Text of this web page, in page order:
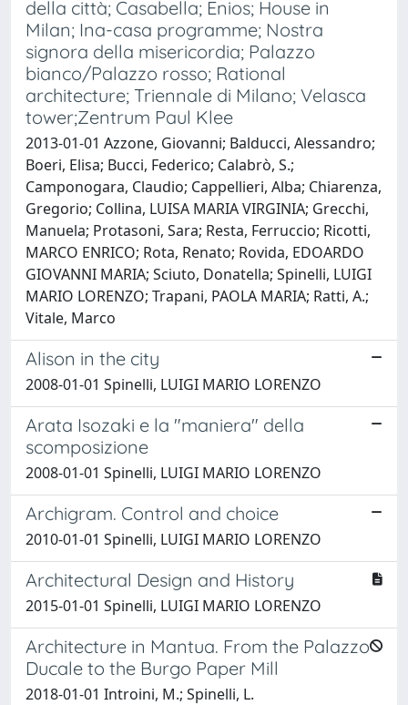
della città; Casabella; Enios; House in
Milan; Ina-casa programme; Nostra
signora della misericordia; Palazzo
bianco/Palazzo rosso; Rational
architecture; Triennale di Milano; Velasca
tower;Zentrum Paul Klee
2013-01-01 Azzone, Giovanni; Balducci, Alessandro;
Boeri, Elisa; Bucci, Federico; Calabrò, S.;
Camponogara, Claudio; Cappellieri, Alba; Chiarenza,
Gregorio; Collina, LUISA MARIA VIRGINIA; Grecchi,
Manuela; Protasoni, Sara; Resta, Ferruccio; Ricotti,
MARCO ENRICO; Rota, Renato; Rovida, EDOARDO
GIOVANNI MARIA; Sciuto, Donatella; Spinelli, LUIGI
MARIO LORENZO; Trapani, PAOLA MARIA; Ratti, A.;
Vitale, Marco
Alison in the city
2008-01-01 Spinelli, LUIGI MARIO LORENZO
Arata Isozaki e la "maniera" della
scomposizione
2008-01-01 Spinelli, LUIGI MARIO LORENZO
Archigram. Control and choice
2010-01-01 Spinelli, LUIGI MARIO LORENZO
Architectural Design and History
2015-01-01 Spinelli, LUIGI MARIO LORENZO
Architecture in Mantua. From the Palazzo
Ducale to the Burgo Paper Mill
2018-01-01 Introini, M.; Spinelli, L.